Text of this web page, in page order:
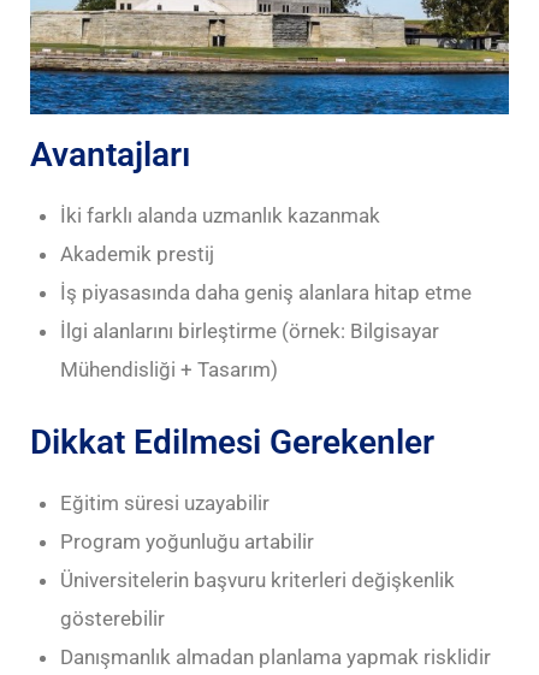
Avantajları
İki farklı alanda uzmanlık kazanmak
Akademik prestij
İş piyasasında daha geniş alanlara hitap etme
İlgi alanlarını birleştirme (örnek: Bilgisayar
Mühendisliği + Tasarım)
Dikkat Edilmesi Gerekenler
Eğitim süresi uzayabilir
Program yoğunluğu artabilir
Üniversitelerin başvuru kriterleri değişkenlik
gösterebilir
Danışmanlık almadan planlama yapmak risklidir